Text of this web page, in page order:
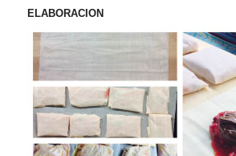
ELABORACION